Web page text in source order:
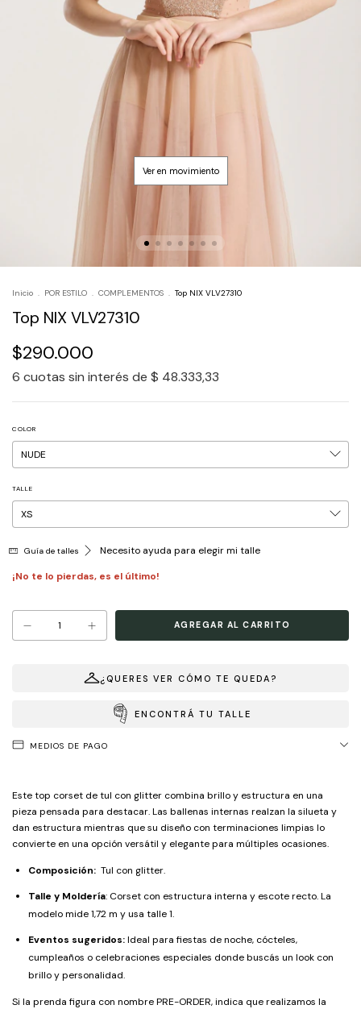
Inicio . POR ESTILO . COMPLEMENTOS . Top NIX VLV27310
Top NIX VLV27310
$290.000
6 cuotas sin interés de $ 48.333,33
COLOR
TALLE
Guía de talles Necesito ayuda para elegir mi talle
¿QUERES VER CÓMO TE QUEDA?
ENCONTRÁ TU TALLE
¡No te lo pierdas, es el último!
MEDIOS DE PAGO
Este top corset de tul con glitter combina brillo y estructura en una
pieza pensada para destacar. Las ballenas internas realzan la silueta y
dan estructura mientras que su diseño con terminaciones limpias lo
convierte en una opción versátil y elegante para múltiples ocasiones.
Composición: Tul con glitter.
Talle y Moldería: Corset con estructura interna y escote recto. La
modelo mide 1,72 m y usa talle 1.
Eventos sugeridos:Ideal para fiestas de noche, cócteles,
cumpleaños o celebraciones especiales donde buscás un look con
brillo y personalidad.
Si la prenda figura con nombre PRE-ORDER, indica que realizamos la